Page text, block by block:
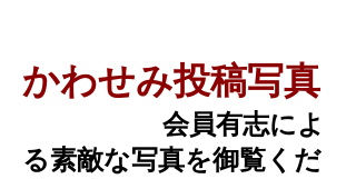
かわせみ投稿写真
会員有志によ
る素敵な写真を御覧くだ